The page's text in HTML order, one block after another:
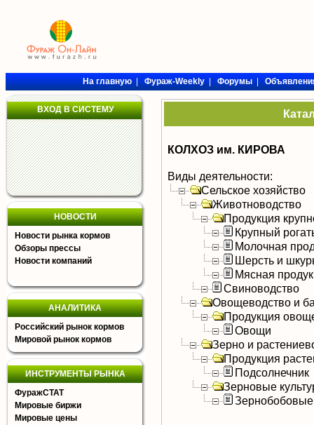
На главную|Фураж-Weekly|Форумы|
ВХОД В СИСТЕМУ
НОВОСТИ
Новости рынка кормов
Обзоры прессы
Новости компаний
АНАЛИТИКА
Российский рынок кормов
Мировой рынок кормов
ИНСТРУМЕНТЫ РЫНКА
ФуражСТАТ
Мировые биржи
Мировые цены
КОЛХОЗ им. КИРОВА
Виды деятельности:
Сельское хозяйство
Животноводство
Продукция
Крупный
Молочная
Шерсть и
Мясная
Свиноводство
Овощеводство и
Продукция
Овощи
Зерно и
Продукция
Подсолнечник
Зерновые
Зернобобовые